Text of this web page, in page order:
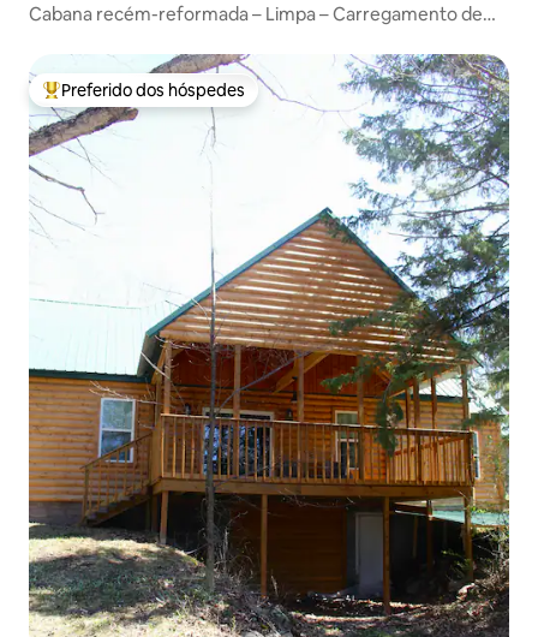
Cabana recém-reformada – Limpa – Carregamento de
Entre os melhores preferidos dos hóspedes
Preferido dos hóspedes